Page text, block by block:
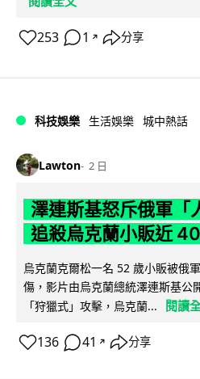
253 1 ↗ 分享
科技娛樂 生活娛樂 城中熱話
Lawton 2 日
澤連斯基怒斥俄軍「
追殺烏克蘭小販近
烏克蘭克爾松一名 52 歲小販被俄
傷，影片由烏克蘭總統澤連斯基公
「狩獵式」攻擊，烏克蘭...
閱讀
136 41 ↗ 分享